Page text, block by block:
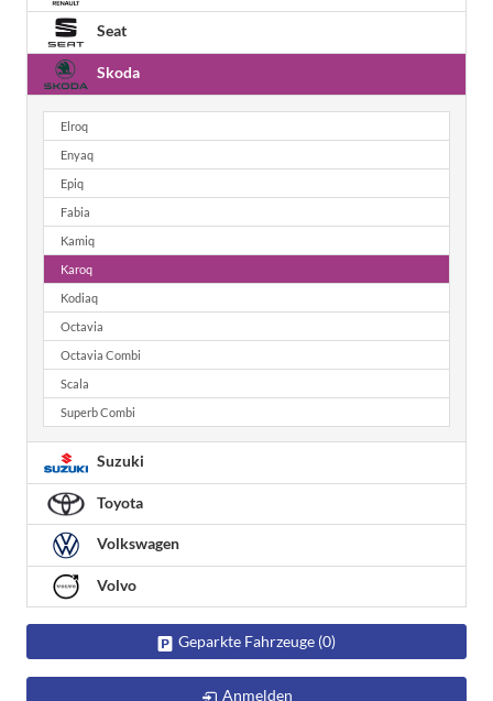
Seat
Skoda
Elroq
Enyaq
Epiq
Fabia
Kamiq
Karoq
Kodiaq
Octavia
Octavia Combi
Scala
Superb Combi
Suzuki
Toyota
Volkswagen
Volvo
Geparkte Fahrzeuge (0)
Anmelden